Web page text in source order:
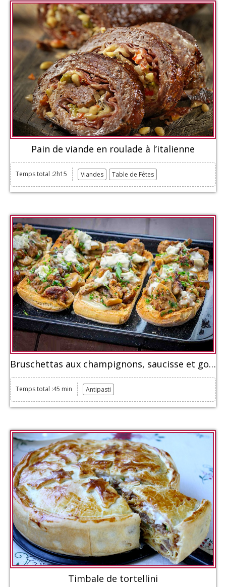
Pain de viande en roulade à l’italienne
Temps total :2h15 Viandes Table de Fêtes
Bruschettas aux champignons, saucisse et gorgonzola
Temps total :45 min Antipasti
Timbale de tortellini